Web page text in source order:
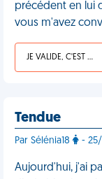
précédent en lui
vous m'avez
JE VALIDE, C'EST UNE VDM
Tendue
Par Sélénia18 - 25/
Aujourd'hui, j'ai